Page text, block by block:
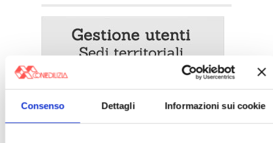
Consenso Dettagli Informazioni sui cookie